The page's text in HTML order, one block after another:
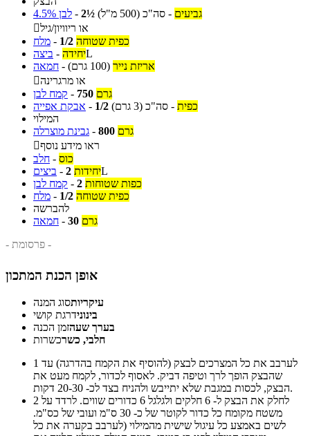
לבן 4.5% - 2½ גביעים - סה"כ (500 מ"ל)
או ריוויון/גיל
מלח - 1/2 כפית שטוחה
ביצה - יחידהL
חמאה - אריזת נייר (100 גרם)
או מרגרינה
קמח לבן - 750 גרם
אבקת אפייה - 1/2 כפית - סה"כ (3 גרם)
המילוי
גבינת מוצרלה - 800 גרם
ראו מידע נוסף
חלב - כוס
ביצים - 2 יחידותL
קמח לבן - 2 כפות שטוחות
מלח - 1/2 כפית שטוחה
להברשה
חמאה - 30 גרם
- פרסומת -
אופן הכנת המתכון
עיקריותסוג המנה
בינונידרגת קושי
בערך שעהזמן הכנה
חלבי, כשרכשרות
1
שהבצק הופך לרך וטיפה דביק. לאסוף לכדור, לקמח מעט את
הבצק, לכסות במגבת שלא יתייבש ולהניח בצד לכ- 20-30 דקות.
2
משטח מקומח כל כדור לקוטר של כ- 30 ס"מ ועובי של כס"מ.
לשים באמצע כל עיגול שישית מהמילוי (לערבב בקערה את כל